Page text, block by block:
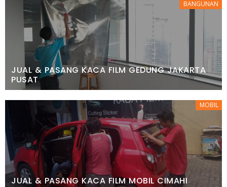
BANGUNAN
JUAL & PASANG KACA FILM GEDUNG JAKARTA
PUSAT
MOBIL
JUAL & PASANG KACA FILM MOBIL CIMAHI